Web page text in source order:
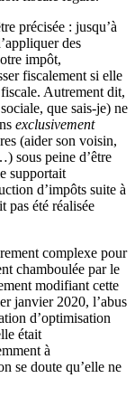
précisée : jusqu’à
des
impôt,
fiscalement si elle
Autrement dit,
que sais-je) ne
exclusivement
(aider son voisin,
sous peine d’être
supportait
d’impôts suite à
pas été réalisée
complexe pour
chamboulée par le
modifiant cette
janvier 2020, l’abus
d’optimisation
était
à
se doute qu’elle ne